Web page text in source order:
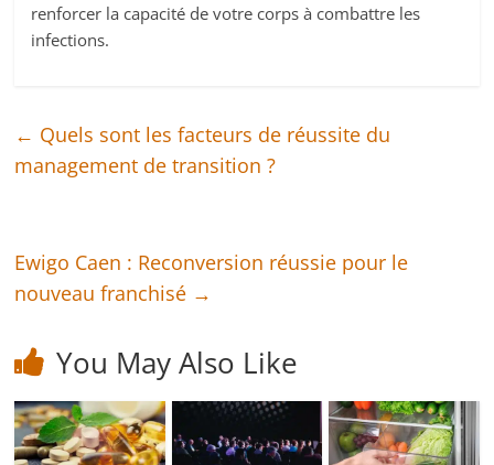
renforcer la capacité de votre corps à combattre les
infections.
← Quels sont les facteurs de réussite du
management de transition ?
Ewigo Caen : Reconversion réussie pour le
nouveau franchisé →
You May Also Like